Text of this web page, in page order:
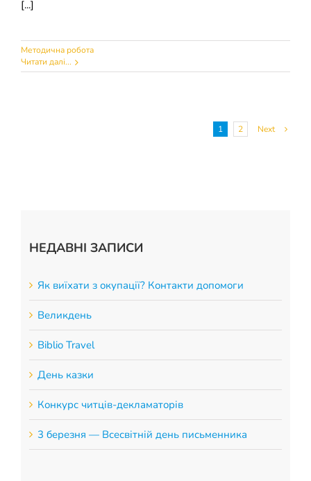
[...]
Методична робота
Читати далі...
1 2 Next
НЕДАВНІ ЗАПИСИ
Як виїхати з окупації? Контакти допомоги
Великдень
Biblio Travel
День казки
Конкурс читців-декламаторів
3 березня — Всесвітній день письменника